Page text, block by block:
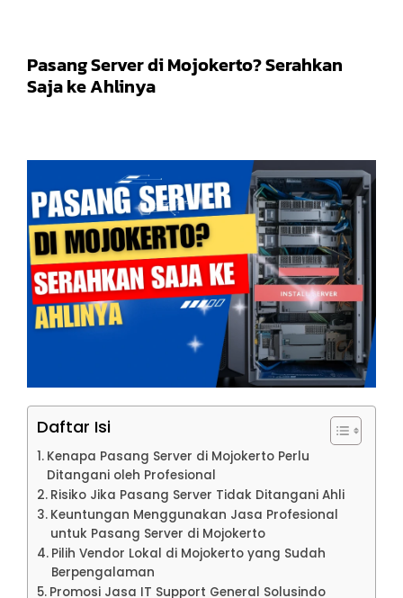
Pasang Server di Mojokerto? Serahkan
Saja ke Ahlinya
Daftar Isi
Kenapa Pasang Server di Mojokerto Perlu
Ditangani oleh Profesional
Risiko Jika Pasang Server Tidak Ditangani Ahli
Keuntungan Menggunakan Jasa Profesional
untuk Pasang Server di Mojokerto
Pilih Vendor Lokal di Mojokerto yang Sudah
Berpengalaman
Promosi Jasa IT Support General Solusindo